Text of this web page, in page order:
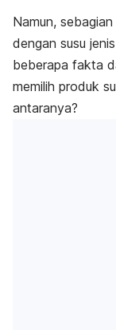
Namun,
dengan susu
beberapa fakta
memilih produk
antaranya?